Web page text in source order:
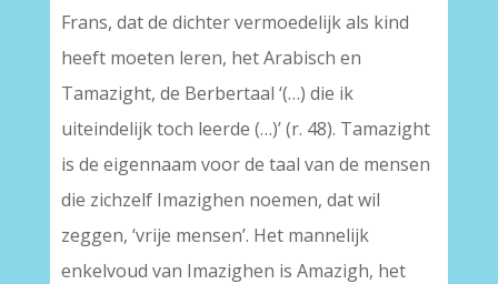
Frans, dat de dichter vermoedelijk als kind
heeft moeten leren, het Arabisch en
Tamazight, de Berbertaal ‘(…) die ik
uiteindelijk toch leerde (…)’ (r. 48). Tamazight
is de eigennaam voor de taal van de mensen
die zichzelf Imazighen noemen, dat wil
zeggen, ‘vrije mensen’. Het mannelijk
enkelvoud van Imazighen is Amazigh, het